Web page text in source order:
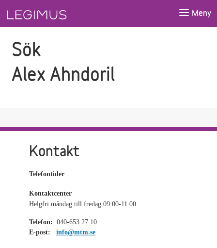
Meny
Sök
Alex Ahndoril
Kontakt
Telefontider
Kontaktcenter
Helgfri måndag till fredag 09:00-11:00
Telefon: 040-653 27 10
E-post:
info@mtm.se